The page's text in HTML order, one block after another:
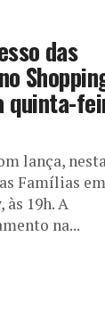
das
quinta-
lança,
Famílias
19h. A
na...